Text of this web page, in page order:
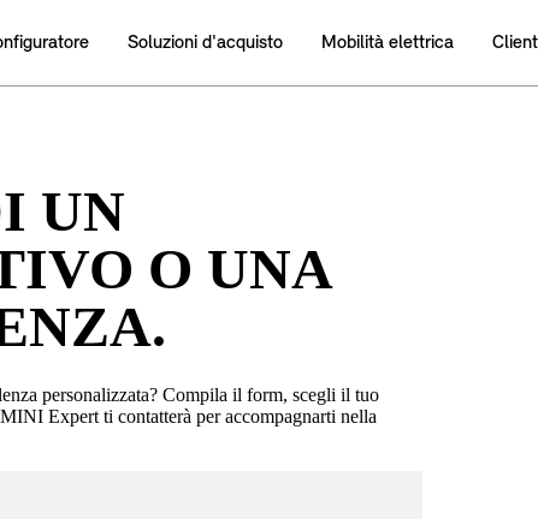
UN
O UNA
personalizzata? Compila il form, scegli il tuo
Expert ti contatterà per accompagnarti nella